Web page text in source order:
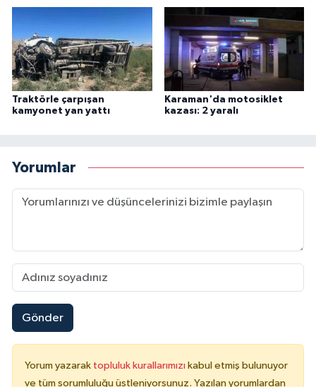
Traktörle çarpışan
kamyonet yan yattı
Karaman'da motosiklet
kazası: 2 yaralı
Yorumlar
Gönder
Yorum yazarak topluluk kurallarımızı kabul etmiş bulunuyor
ve tüm sorumluluğu üstleniyorsunuz. Yazılan yorumlardan